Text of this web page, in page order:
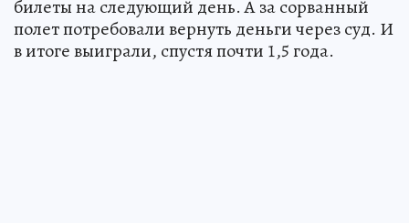
билеты на следующий день. А за сорванный
полет потребовали вернуть деньги через суд. И
в итоге выиграли, спустя почти 1,5 года.